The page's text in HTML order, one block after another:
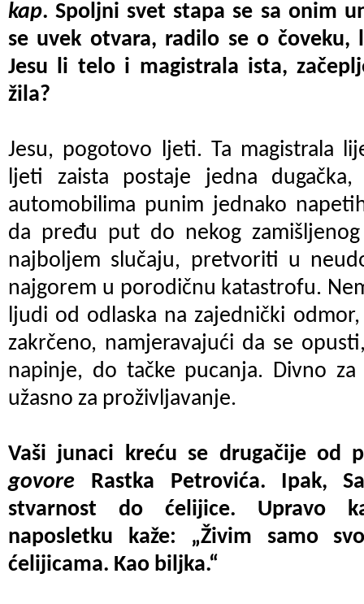
kap. Spoljni svet stapa se sa onim
se uvek otvara, radilo se o čoveku,
Jesu li telo i magistrala ista,
žila?
Jesu, pogotovo ljeti. Ta magistrala
ljeti zaista postaje jedna dugačka,
automobilima punim jednako
da pređu put do nekog
najboljem slučaju, pretvoriti u
najgorem u porodičnu katastrofu.
ljudi od odlaska na zajednički
zakrčeno, namjeravajući da se
napinje, do tačke pucanja. Divno
užasno za proživljavanje.
Vaši junaci kreću se drugačije od
govore Rastka Petrovića. Ipak,
stvarnost do ćelijice. Upravo
naposletku kaže: „Živim samo
ćelijicama. Kao biljka.“